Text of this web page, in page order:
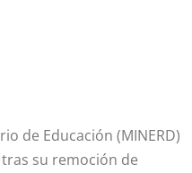
de Educación (MINERD)
su remoción de